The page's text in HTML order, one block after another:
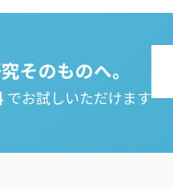
そのものへ。
でお試しいただけます